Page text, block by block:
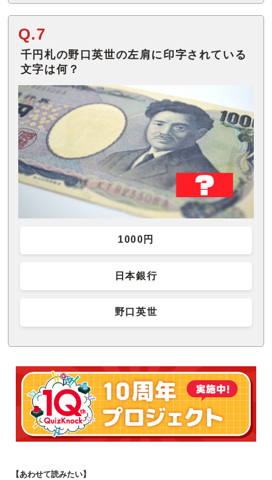
Q.7
千円札の野口英世の左肩に印字されている
文字は何？
1000円
日本銀行
野口英世
【あわせて読みたい】